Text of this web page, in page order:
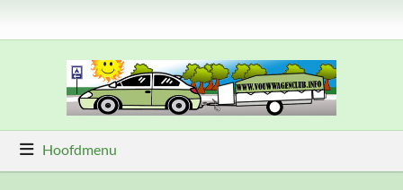
Hoofdmenu